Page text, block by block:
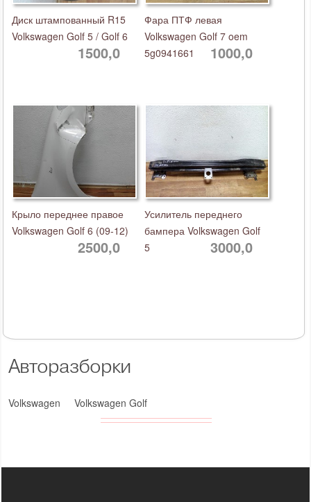
Авторазборки
Volkswagen Volkswagen Golf
Диск штампованный R15
Volkswagen Golf 5 / Golf 6
1500,0
Фара ПТФ левая
Volkswagen Golf 7 oem
5g0941661
1000,0
Крыло переднее правое
Volkswagen Golf 6 (09-12)
2500,0
Усилитель переднего
бампера Volkswagen Golf
5
3000,0